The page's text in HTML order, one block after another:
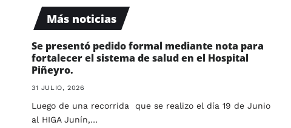
Más noticias
Se presentó pedido formal mediante nota para
fortalecer el sistema de salud en el Hospital
Piñeyro.
31 JULIO, 2026
Luego de una recorrida que se realizo el día 19 de Junio
al HIGA Junín,…